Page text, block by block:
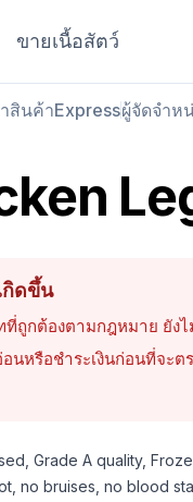
ขายเนื้อสัตว์
สินค้าExpressผู้จัดจำห
กิดขึ้น
ถูกต้องตามกฎหมาย ยัง
นหรือชำระเงินก่อนที่จะ
Grade A quality,
no bruises, no blood